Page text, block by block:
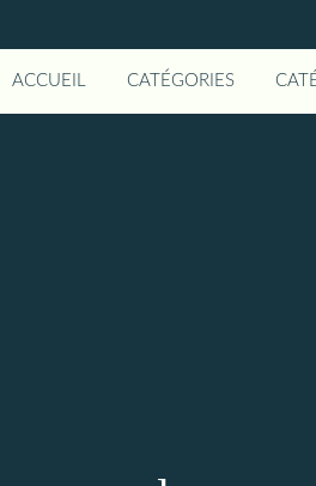
ACCUEIL CATÉGORIES